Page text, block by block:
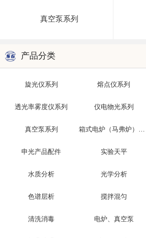
真空泵系列
产品分类
旋光仪系列 熔点仪系列
透光率雾度仪系列 仪电物光系列
真空泵系列 箱式电炉（马弗炉）系列
申光产品配件 实验天平
水质分析 光学分析
色谱层析 搅拌混匀
清洗消毒 电炉、真空泵